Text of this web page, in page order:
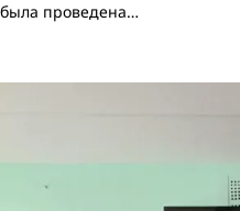
была проведена…